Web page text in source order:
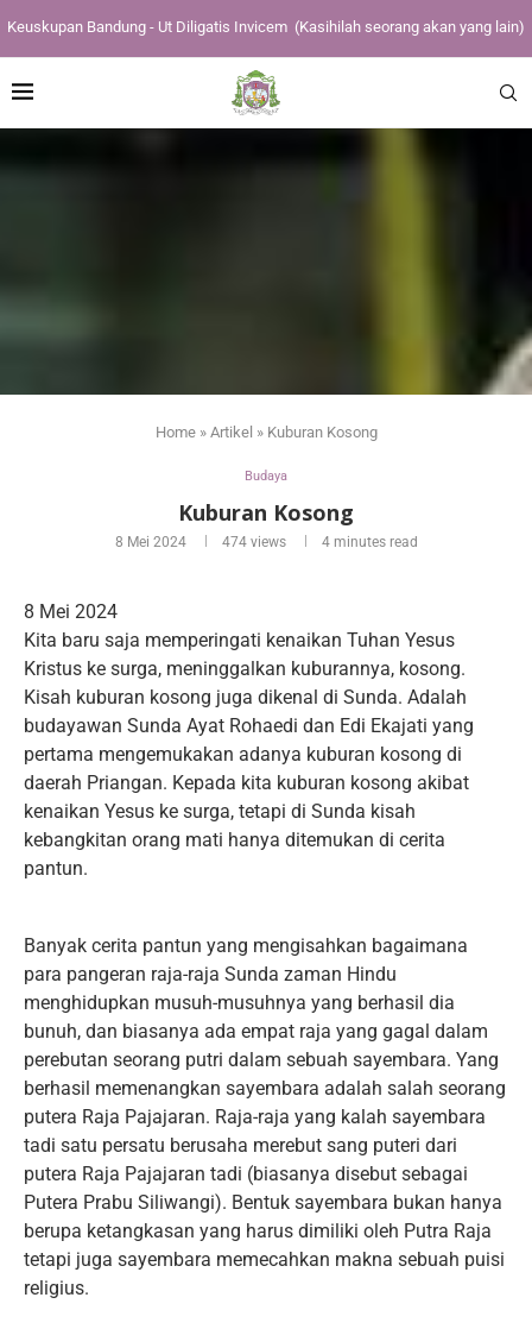
Keuskupan Bandung - Ut Diligatis Invicem (Kasihilah seorang akan yang lain)
Home» Artikel » Kuburan Kosong
Budaya
Kuburan Kosong
8 Mei 2024 474views 4 minutes read
8 Mei 2024
Kita baru saja memperingati kenaikan Tuhan Yesus
Kristus ke surga, meninggalkan kuburannya, kosong.
Kisah kuburan kosong juga dikenal di Sunda. Adalah
budayawan Sunda Ayat Rohaedi dan Edi Ekajati yang
pertama mengemukakan adanya kuburan kosong di
daerah Priangan. Kepada kita kuburan kosong akibat
kenaikan Yesus ke surga, tetapi di Sunda kisah
kebangkitan orang mati hanya ditemukan di cerita
pantun.
Banyak cerita pantun yang mengisahkan bagaimana
para pangeran raja-raja Sunda zaman Hindu
menghidupkan musuh-musuhnya yang berhasil dia
bunuh, dan biasanya ada empat raja yang gagal dalam
perebutan seorang putri dalam sebuah sayembara. Yang
berhasil memenangkan sayembara adalah salah seorang
putera Raja Pajajaran. Raja-raja yang kalah sayembara
tadi satu persatu berusaha merebut sang puteri dari
putera Raja Pajajaran tadi (biasanya disebut sebagai
Putera Prabu Siliwangi). Bentuk sayembara bukan hanya
berupa ketangkasan yang harus dimiliki oleh Putra Raja
tetapi juga sayembara memecahkan makna sebuah puisi
religius.